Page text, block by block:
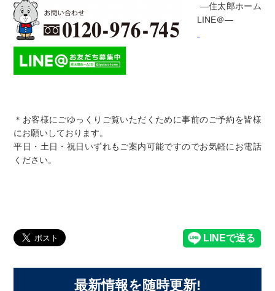
―住太郎ホーム
LINE＠―
＊お客様にごゆっくりご覧いただくために事前のご予約を皆様
にお願いしております。
平日・土日・祝日いずれもご案内可能ですのでお気軽にお電話
ください。
最新情報を随時更新!